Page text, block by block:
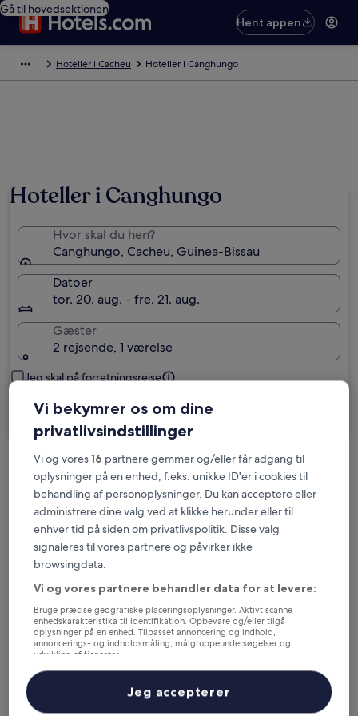
Gå til hovedsektionen
Hent appen
Hoteller i Cacheu Hoteller i Canghungo
Hoteller i Canghungo
Hvor skal du hen?
Canghungo, Cacheu, Guinea-Bissau
Datoer
tor. 20. aug. - fre. 21. aug.
Gæster
2 rejsende, 1 værelse
Jeg skal på forretningsrejse
Søg
Muligheder for gratis afbestilling, hvis dine
planer ændrer sig
Optjen fordele for hver overnatning
Spar flere penge med medlemspriser
Tjek priser for disse datoer
Vi bekymrer os om dine
privatlivsindstillinger
Vi og vores16 partnere gemmer og/eller får adgang til
oplysninger på en enhed, f.eks. unikke ID'er i cookies til
behandling af personoplysninger. Du kan acceptere eller
administrere dine valg ved at klikke herunder eller til
enhver tid på siden om privatlivspolitik. Disse valg
signaleres til vores partnere og påvirker ikke
browsingdata.
Vi og vores partnere behandler data for at levere:
Bruge præcise geografiske placeringsoplysninger. Aktivt scanne
enhedskarakteristika til identifikation. Opbevare og/eller tilgå
oplysninger på en enhed. Tilpasset annoncering og indhold,
annoncerings- og indholdsmåling, målgruppeundersøgelser og
udvikling af tjenester.
Liste over partnere (leverandører)
Jeg accepterer